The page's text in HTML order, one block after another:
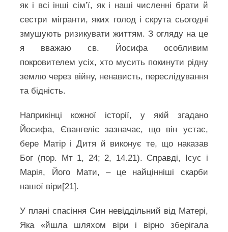
як і всі інші сім’ї, як і наші численні брати й
сестри мігранти, яких голод і скрута сьогодні
змушують ризикувати життям. З огляду на це
я вважаю св. Йосифа особливим
покровителем усіх, хто мусить покинути рідну
землю через війну, ненависть, переслідування
та бідність.
Наприкінці кожної історії, у якій згадано
Йосифа, Євангеліє зазначає, що він устає,
бере Матір і Дитя й виконує те, що наказав
Бог (пор. Мт 1, 24; 2, 14.21). Справді, Ісус і
Марія, Його Мати, – це найцінніші скарби
нашої віри[21].
У плані спасіння Син невіддільний від Матері,
Яка «йшла шляхом віри і вірно зберігала